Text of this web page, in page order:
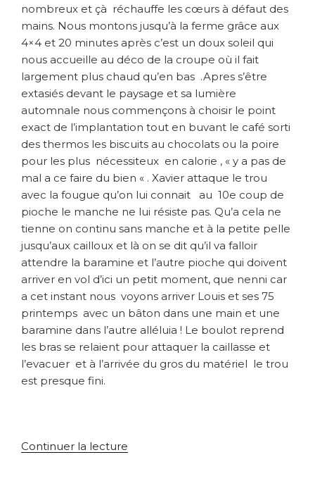
nombreux et çà réchauffe les cœurs à défaut des
mains. Nous montons jusqu’à la ferme grâce aux
4×4 et 20 minutes après c’est un doux soleil qui
nous accueille au déco de la croupe où il fait
largement plus chaud qu’en bas .Apres s’être
extasiés devant le paysage et sa lumière
automnale nous commençons à choisir le point
exact de l’implantation tout en buvant le café sorti
des thermos les biscuits au chocolats ou la poire
pour les plus nécessiteux en calorie , « y a pas de
mal a ce faire du bien « . Xavier attaque le trou
avec la fougue qu’on lui connait au 10e coup de
pioche le manche ne lui résiste pas. Qu’a cela ne
tienne on continu sans manche et à la petite pelle
jusqu’aux cailloux et là on se dit qu’il va falloir
attendre la baramine et l’autre pioche qui doivent
arriver en vol d’ici un petit moment, que nenni car
a cet instant nous voyons arriver Louis et ses 75
printemps avec un bâton dans une main et une
baramine dans l’autre alléluia ! Le boulot reprend
les bras se relaient pour attaquer la caillasse et
l’evacuer et à l’arrivée du gros du matériel le trou
est presque fini.
Continuer la lecture